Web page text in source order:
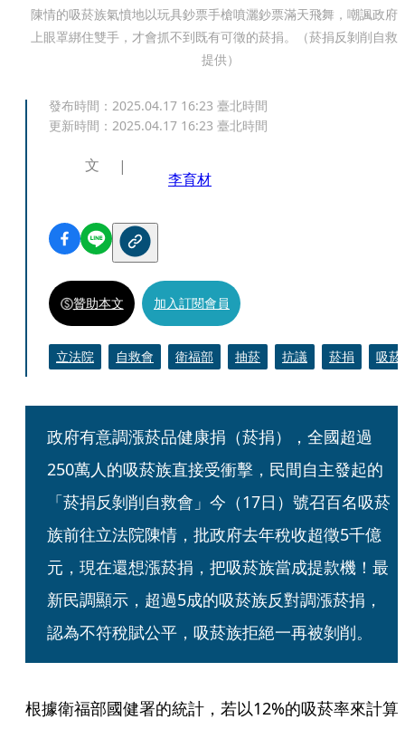
陳情的吸菸族氣憤地以玩具鈔票手槍噴灑鈔票滿天飛舞，嘲諷政府
上眼罩綁住雙手，才會抓不到既有可徵的菸捐。（菸捐反剝削自救
提供）
發布時間： 2025.04.17 16:23 臺北時間
更新時間： 2025.04.17 16:23 臺北時間
文
李育材
贊助本文 加入訂閱會員
立法院 自救會 衛福部 抽菸 抗議 菸捐 吸菸
政府有意調漲菸品健康捐（菸捐），全國超過
250萬人的吸菸族直接受衝擊，民間自主發起的
「菸捐反剝削自救會」今（17日）號召百名吸菸
族前往立法院陳情，批政府去年稅收超徵5千億
元，現在還想漲菸捐，把吸菸族當成提款機！最
新民調顯示，超過5成的吸菸族反對調漲菸捐，
認為不符稅賦公平，吸菸族拒絕一再被剝削。
根據衛福部國健署的統計，若以12%的吸菸率來計算